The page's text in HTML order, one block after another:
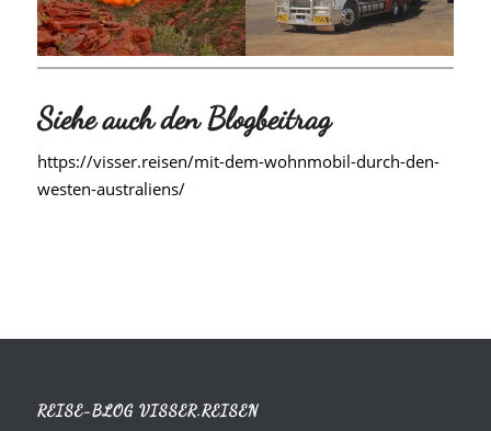
Siehe auch den Blogbeitrag
https://visser.reisen/mit-dem-wohnmobil-durch-den-
westen-australiens/
REISE-BLOG VISSER.REISEN